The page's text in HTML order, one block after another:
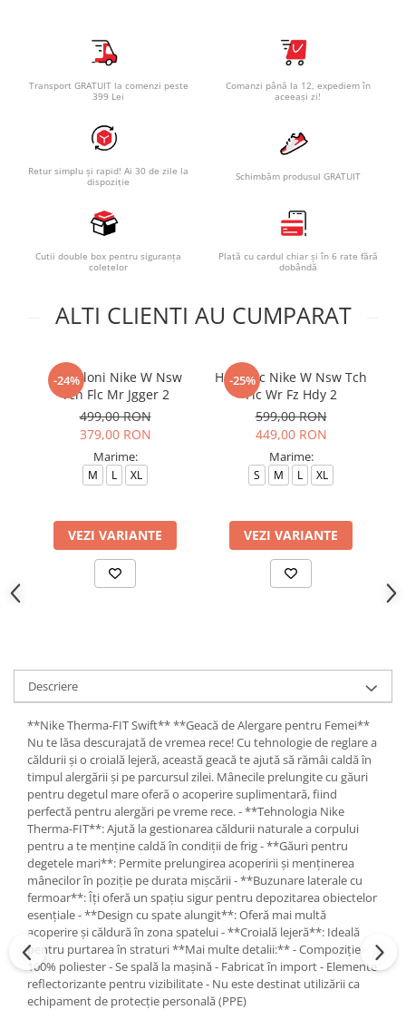
Transport GRATUIT la comenzi peste
399 Lei
Comanzi până la 12, expediem în
aceeași zi!
Retur simplu și rapid! Ai 30 de zile la
dispoziție
Schimbăm produsul GRATUIT
Cutii double box pentru siguranța
coletelor
Plată cu cardul chiar și în 6 rate fără
dobândă
ALTI CLIENTI AU CUMPARAT
-24%
Pantaloni Nike W Nsw
Tch Flc Mr Jgger 2
499,00 RON
379,00 RON
Marime:
M L XL
VEZI VARIANTE
-25%
Hanorac Nike W Nsw Tch
Flc Wr Fz Hdy 2
599,00 RON
449,00 RON
Marime:
S M L XL
VEZI VARIANTE
Descriere
**Nike Therma-FIT Swift** **Geacă de Alergare pentru Femei**
Nu te lăsa descurajată de vremea rece! Cu tehnologie de reglare a
căldurii și o croială lejeră, această geacă te ajută să rămâi caldă în
timpul alergării și pe parcursul zilei. Mânecile prelungite cu găuri
pentru degetul mare oferă o acoperire suplimentară, fiind
perfectă pentru alergări pe vreme rece. - **Tehnologia Nike
Therma-FIT**: Ajută la gestionarea căldurii naturale a corpului
pentru a te menține caldă în condiții de frig - **Găuri pentru
degetele mari**: Permite prelungirea acoperirii și menținerea
mânecilor în poziție pe durata mișcării - **Buzunare laterale cu
fermoar**: Îți oferă un spațiu sigur pentru depozitarea obiectelor
esențiale - **Design cu spate alungit**: Oferă mai multă
acoperire și căldură în zona spatelui - **Croială lejeră**: Ideală
pentru purtarea în straturi **Mai multe detalii:** - Compoziție:
100% poliester - Se spală la mașină - Fabricat în import - Elemente
reflectorizante pentru vizibilitate - Nu este destinat utilizării ca
echipament de protecție personală (PPE)